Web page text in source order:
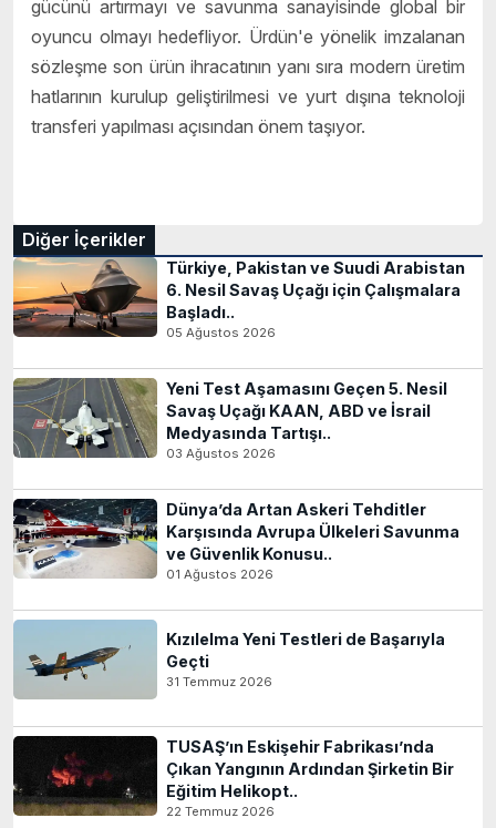
gücünü artırmayı ve savunma sanayisinde global bir
oyuncu olmayı hedefliyor. Ürdün'e yönelik imzalanan
sözleşme son ürün ihracatının yanı sıra modern üretim
hatlarının kurulup geliştirilmesi ve yurt dışına teknoloji
transferi yapılması açısından önem taşıyor.
Diğer İçerikler
Türkiye, Pakistan ve Suudi Arabistan
6. Nesil Savaş Uçağı için Çalışmalara
Başladı..
05 Ağustos 2026
Yeni Test Aşamasını Geçen 5. Nesil
Savaş Uçağı KAAN, ABD ve İsrail
Medyasında Tartışı..
03 Ağustos 2026
Dünya’da Artan Askeri Tehditler
Karşısında Avrupa Ülkeleri Savunma
ve Güvenlik Konusu..
01 Ağustos 2026
Kızılelma Yeni Testleri de Başarıyla
Geçti
31 Temmuz 2026
TUSAŞ’ın Eskişehir Fabrikası’nda
Çıkan Yangının Ardından Şirketin Bir
Eğitim Helikopt..
22 Temmuz 2026